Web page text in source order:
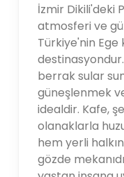
İzmir Dikili'deki
atmosferi ve
Türkiye'nin Ege
berrak sular
güneşlenmek
idealdir. Kafe,
olanaklarla
hem yerli
gözde